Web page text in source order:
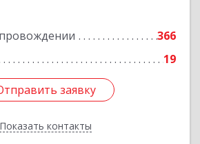
366
19
заявку
Показать контакты
заявку
Назад